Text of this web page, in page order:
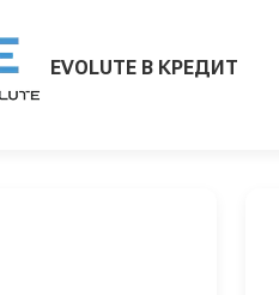
EVOLUTE В КРЕДИТ